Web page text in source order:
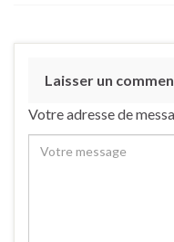
Laisser un
Votre adresse de